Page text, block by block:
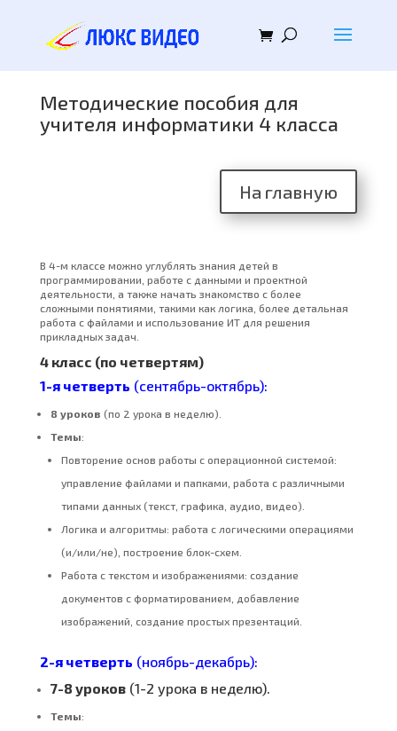
Методические пособия для
учителя информатики 4 класса
На главную
В 4-м классе можно углублять знания детей в
программировании, работе с данными и проектной
деятельности, а также начать знакомство с более
сложными понятиями, такими как логика, более детальная
работа с файлами и использование ИТ для решения
прикладных задач.
4 класс (по четвертям)
1-я четверть (сентябрь-октябрь):
8 уроков (по 2 урока в неделю).
Темы:
Повторение основ работы с операционной системой:
управление файлами и папками, работа с различными
типами данных (текст, графика, аудио, видео).
Логика и алгоритмы: работа с логическими операциями
(и/или/не), построение блок-схем.
Работа с текстом и изображениями: создание
документов с форматированием, добавление
изображений, создание простых презентаций.
2-я четверть (ноябрь-декабрь):
7-8 уроков(1-2 урока в неделю).
Темы: